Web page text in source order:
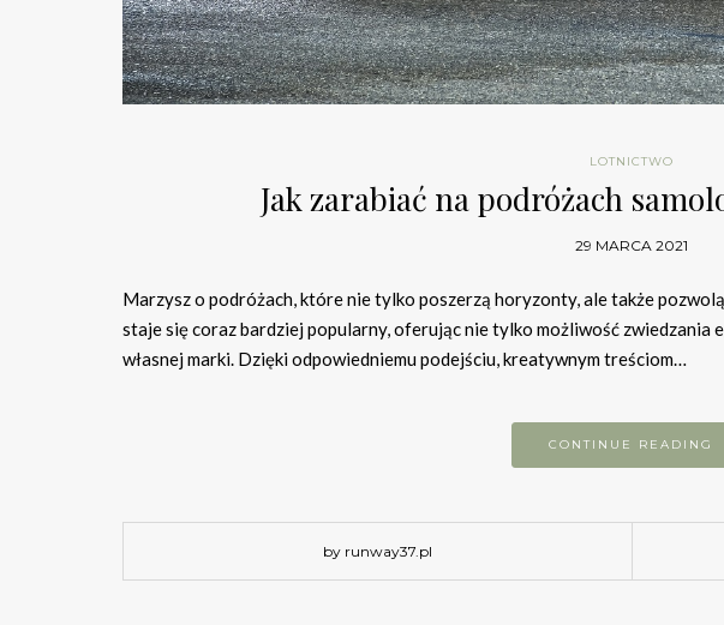
LOTNICTWO
Jak zarabiać na podróżach
29 MARCA 2021
Marzysz o podróżach, które nie tylko poszerzą horyzonty, ale także
staje się coraz bardziej popularny, oferując nie tylko możliwość zwiedzania
własnej marki. Dzięki odpowiedniemu podejściu, kreatywnym treściom…
CONTINUE READING
by runway37.pl